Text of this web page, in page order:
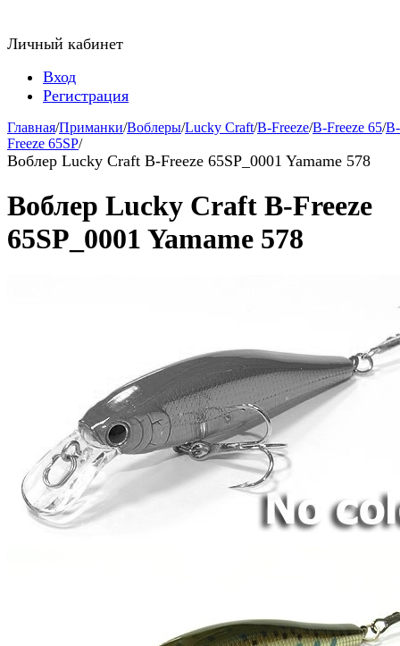
Личный кабинет
Вход
Регистрация
Главная/Приманки/Воблеры/Lucky Craft/B-Freeze/B-Freeze 65/B-
Freeze 65SP/
Воблер Lucky Craft B-Freeze 65SP_0001 Yamame 578
Воблер Lucky Craft B-Freeze
65SP_0001 Yamame 578